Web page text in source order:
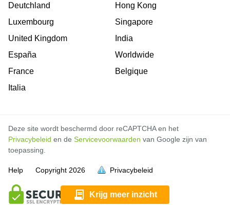
Krijg meer inzicht
vol is
vol is
vol is
vol is
vol is
vol is
vol is
vol is
vol is
vol is
vol is
Deutchland
Luxembourg
United Kingdom
España
France
Italia
Hong Kong
Singapore
India
Worldwide
Belgique
Deze site wordt beschermd door reCAPTCHA en het
Privacybeleid en de Servicevoorwaarden van Google zijn van
toepassing.
Help Copyright 2026 Privacybeleid